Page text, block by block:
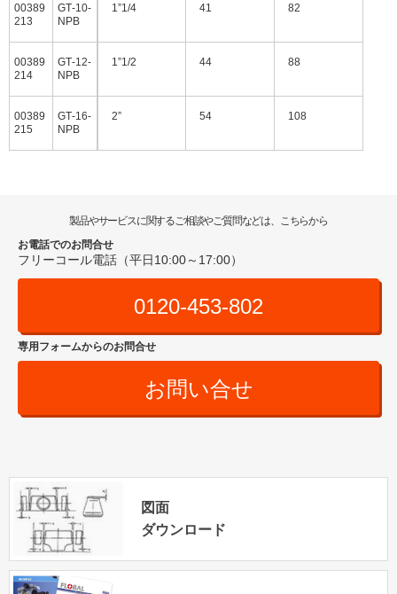
00389
213
GT‐10‐
NPB
00389
214
GT‐12‐
NPB
00389
215
GT‐16‐
NPB
1”1/4 41 82
1”1/2 44 88
2” 54 108
製品やサービスに関するご相談やご質問などは、こちらから
お電話でのお問合せ
フリーコール電話（平日10:00～17:00）
0120-453-802
専用フォームからのお問合せ
お問い合せ
図面
ダウンロード